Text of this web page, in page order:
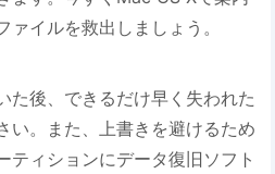
ァイルを救出しましょう。
た後、できるだけ早く失われた
い。また、上書きを避けるため
ティションにデータ復旧ソフト